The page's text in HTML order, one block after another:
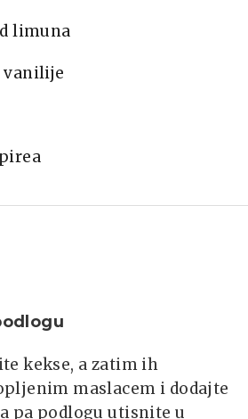
limuna
vanilije
kekse, a zatim ih
maslacem i dodajte
pa podlogu utisnite u